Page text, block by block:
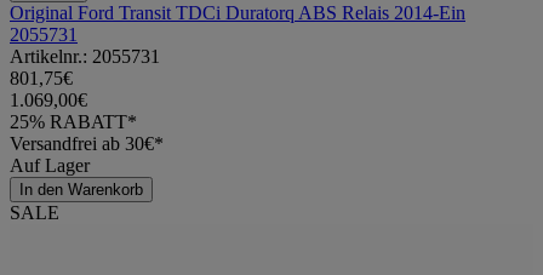
Original Ford Transit TDCi Duratorq ABS Relais 2014-Ein
2055731
Artikelnr.: 2055731
801,75€
1.069,00€
25% RABATT*
Versandfrei ab 30€*
Auf Lager
In den Warenkorb
SALE